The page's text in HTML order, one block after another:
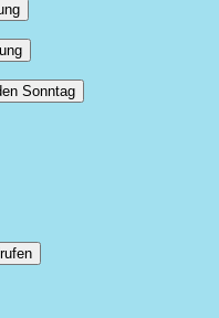
Sonntag